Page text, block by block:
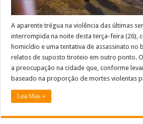
A aparente trégua na violência das últimas
interrompida na noite desta terça-feira (26),
homicídio e uma tentativa de assassinato no
relatos de suposto tiroteio em outro ponto.
a preocupação na cidade que, conforme
baseado na proporção de mortes violentas
Leia Mais »